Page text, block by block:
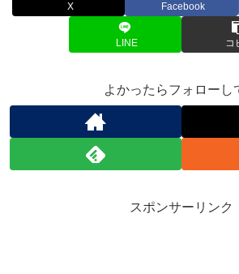
X Facebook
LINE コ
よかったらフォローし
スポンサーリンク